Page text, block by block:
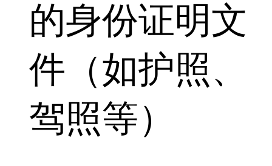
的身份证明文
件（如护照、
驾照等）